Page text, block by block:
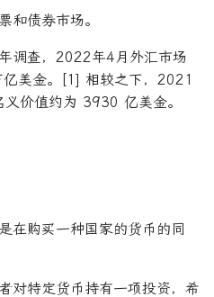
和债券市场。
调查，2022年4月外汇市场
美金。[1] 相较之下，2021
价值约为 3930 亿美金。
在购买一种国家的货币的同
对特定货币持有一项投资，希